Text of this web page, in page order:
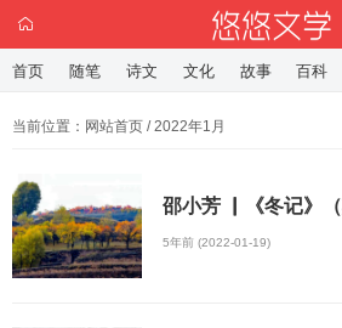
当前位置： 网站首页 / 2022年1月
邵小芳 ▏《冬记》（
5年前 (2022-01-19)
首页 随笔 诗文 文化 故事 百科